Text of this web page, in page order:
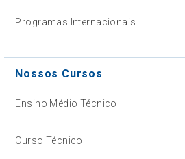
Programas Internacionais
Nossos Cursos
Ensino Médio Técnico
Curso Técnico